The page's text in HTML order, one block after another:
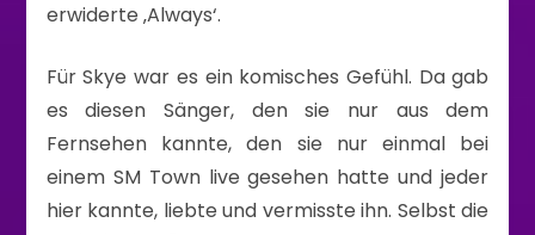
erwiderte ‚Always‘.
Für Skye war es ein komisches Gefühl. Da gab
es diesen Sänger, den sie nur aus dem
Fernsehen kannte, den sie nur einmal bei
einem SM Town live gesehen hatte und jeder
hier kannte, liebte und vermisste ihn. Selbst die